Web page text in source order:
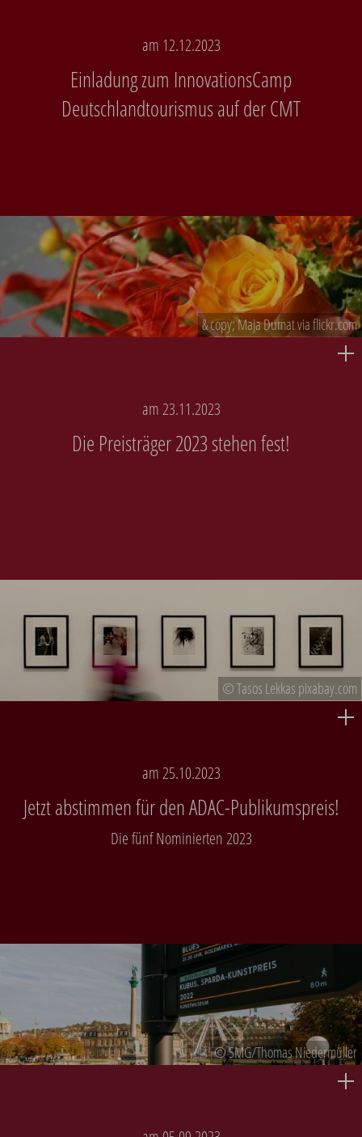
am 12.12.2023
Einladung zum InnovationsCamp
Deutschlandtourismus auf der CMT
& copy; Maja Dumat via flickr.com
am 23.11.2023
Die Preisträger 2023 stehen fest!
© Tasos Lekkas pixabay.com
am 25.10.2023
Jetzt abstimmen für den ADAC-Publikumspreis!
Die fünf Nominierten 2023
© SMG/Thomas Niedermüller